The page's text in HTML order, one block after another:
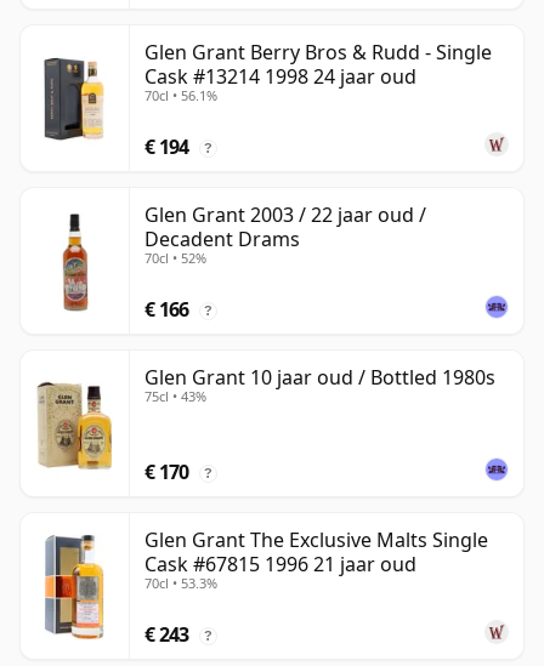
Glen Grant Berry Bros & Rudd - Single
Cask #13214 1998 24 jaar oud
70cl • 56.1%
€ 194 ?
Glen Grant 2003 / 22 jaar oud /
Decadent Drams
70cl • 52%
€ 166 ?
Glen Grant 10 jaar oud / Bottled 1980s
75cl • 43%
€ 170 ?
Glen Grant The Exclusive Malts Single
Cask #67815 1996 21 jaar oud
70cl • 53.3%
€ 243 ?